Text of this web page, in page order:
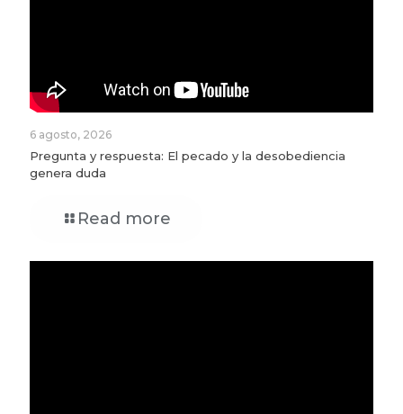
6 agosto, 2026
Pregunta y respuesta: El pecado y la desobediencia
genera duda
Read more